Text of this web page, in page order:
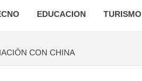
EDUCACION TURISMO
CON CHINA